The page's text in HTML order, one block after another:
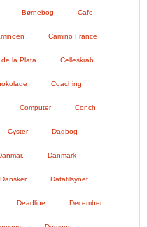
Børnebog Cafe
Camino France
la Plata Celleskrab
Coaching
Computer Conch
Cyster Dagbog
Danmark
Dansker Datatilsynet
Deadline December